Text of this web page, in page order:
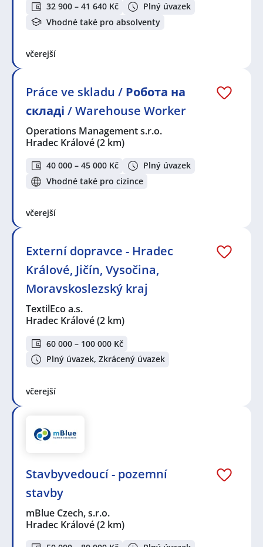
32 900 – 41 640 Kč
Plný úvazek
Vhodné také pro absolventy
včerejší
Práce ve skladu / Робота на
складі / Warehouse Worker
Operations Management s.r.o.
Hradec Králové(2 km)
40 000 – 45 000 Kč
Plný úvazek
Vhodné také pro cizince
včerejší
Externí dopravce - Hradec
Králové, Jičín, Vysočina,
Moravskoslezský kraj
TextilEco a.s.
Hradec Králové(2 km)
60 000 – 100 000 Kč
Plný úvazek, Zkrácený úvazek
včerejší
Stavbyvedoucí - pozemní
stavby
mBlue Czech, s.r.o.
Hradec Králové(2 km)